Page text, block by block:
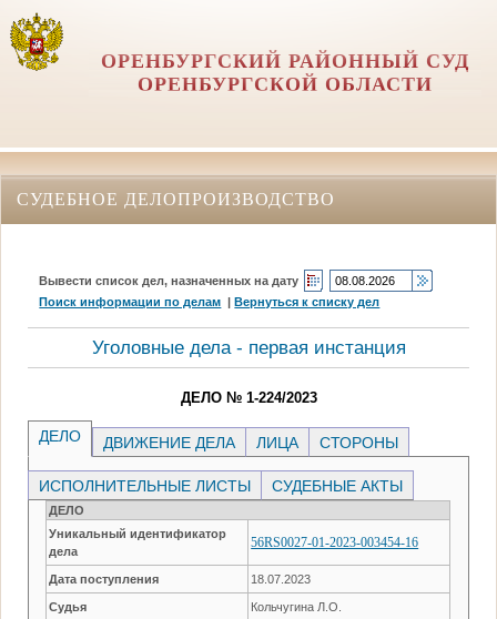
ОРЕНБУРГСКИЙ РАЙОННЫЙ СУД
ОРЕНБУРГСКОЙ ОБЛАСТИ
СУДЕБНОЕ ДЕЛОПРОИЗВОДСТВО
Вывести список дел, назначенных на дату
Поиск информации по делам |Вернуться к списку дел
Уголовные дела - первая инстанция
ДЕЛО № 1-224/2023
ДЕЛО ДВИЖЕНИЕ ДЕЛА ЛИЦА СТОРОНЫ
ИСПОЛНИТЕЛЬНЫЕ ЛИСТЫ СУДЕБНЫЕ АКТЫ
ДЕЛО
Уникальный идентификатор
дела
56RS0027-01-2023-003454-16
Дата поступления 18.07.2023
Судья Кольчугина Л.О.